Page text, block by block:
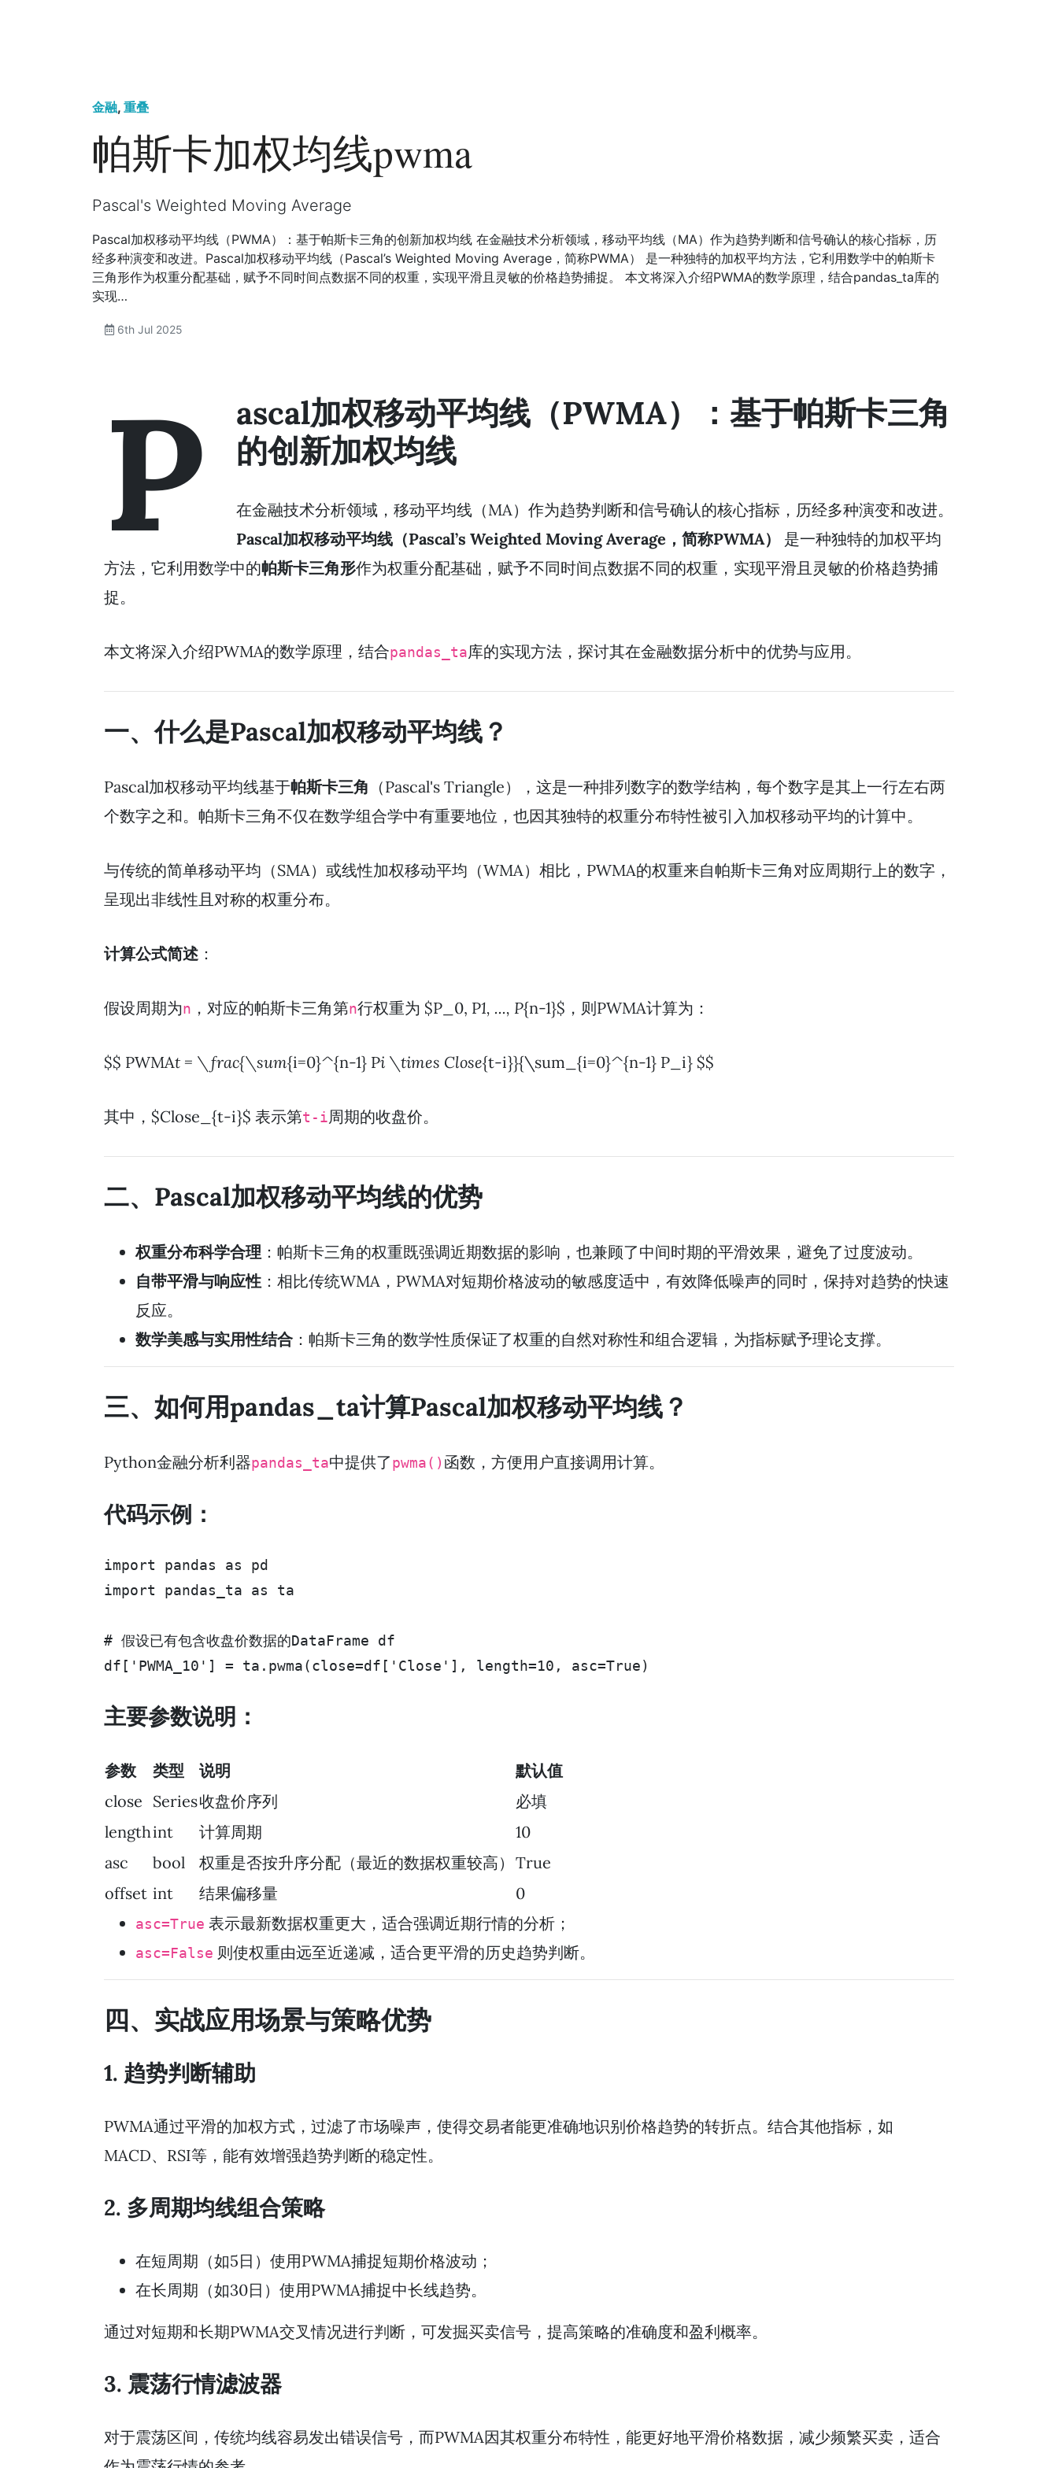
金融, 重叠
帕斯卡加权均线pwma
Pascal's Weighted Moving Average
Pascal加权移动平均线（PWMA）：基于帕斯卡三角的创新加权均线 在金融技术分析领域，移动平均线（MA）作为趋势判断和信号确认的核心指标，历
经多种演变和改进。Pascal加权移动平均线（Pascal’s Weighted Moving Average，简称PWMA） 是一种独特的加权平均方法，它利用数学中的帕斯卡
三角形作为权重分配基础，赋予不同时间点数据不同的权重，实现平滑且灵敏的价格趋势捕捉。 本文将深入介绍PWMA的数学原理，结合pandas_ta库的
实现…
6th Jul 2025
P
ascal加权移动平均线（PWMA）：基于帕斯卡三角
的创新加权均线
在金融技术分析领域，移动平均线（MA）作为趋势判断和信号确认的核心指标，历经多种演变和改进。
Pascal加权移动平均线（Pascal’s Weighted Moving Average，简称PWMA）
是一种独特的加权平均
方法，它利用数学中的帕斯卡三角形作为权重分配基础，赋予不同时间点数据不同的权重，实现平滑且灵敏的价格趋势捕
捉。
本文将深入介绍PWMA的数学原理，结合pandas_ta库的实现方法，探讨其在金融数据分析中的优势与应用。
一、什么是Pascal加权移动平均线？
Pascal加权移动平均线基于帕斯卡三角 （Pascal's Triangle），这是一种排列数字的数学结构，每个数字是其上一行左右两
个数字之和。帕斯卡三角不仅在数学组合学中有重要地位，也因其独特的权重分布特性被引入加权移动平均的计算中。
与传统的简单移动平均（SMA）或线性加权移动平均（WMA）相比，PWMA的权重来自帕斯卡三角对应周期行上的数字，
呈现出非线性且对称的权重分布。
计算公式简述 ：
假设周期为n ，对应的帕斯卡三角第n行权重为 $P_0, P1, ..., P{n-1}$，则PWMA计算为：
$$ PWMAt = \frac{\sum{i=0}^{n-1} Pi \times Close{t-i}}{\sum_{i=0}^{n-1} P_i} $$
其中，$Close_{t-i}$ 表示第t-i周期的收盘价。
二、Pascal加权移动平均线的优势
权重分布科学合理 ：帕斯卡三角的权重既强调近期数据的影响，也兼顾了中间时期的平滑效果，避免了过度波动。
自带平滑与响应性 ：相比传统WMA，PWMA对短期价格波动的敏感度适中，有效降低噪声的同时，保持对趋势的快速
反应。
数学美感与实用性结合 ：帕斯卡三角的数学性质保证了权重的自然对称性和组合逻辑，为指标赋予理论支撑。
三、如何用pandas_ta计算Pascal加权移动平均线？
Python金融分析利器pandas_ta中提供了 pwma() 函数，方便用户直接调用计算。
代码示例：
import pandas as pd
import pandas_ta as ta
# 假设已有包含收盘价数据的DataFrame df
df['PWMA_10'] = ta.pwma(close=df['Close'], length=10, asc=True)
主要参数说明：
参数 类型 说明
默认值
close Series收盘价序列
必填
lengthint 计算周期
10
asc
bool 权重是否按升序分配（最近的数据权重较高） True
offset int 结果偏移量 0
asc=True 表示最新数据权重更大，适合强调近期行情的分析；
asc=False 则使权重由远至近递减，适合更平滑的历史趋势判断。
四、实战应用场景与策略优势
1. 趋势判断辅助
PWMA通过平滑的加权方式，过滤了市场噪声，使得交易者能更准确地识别价格趋势的转折点。结合其他指标，如
MACD、RSI等，能有效增强趋势判断的稳定性。
2. 多周期均线组合策略
在短周期（如5日）使用PWMA捕捉短期价格波动；
在长周期（如30日）使用PWMA捕捉中长线趋势。
通过对短期和长期PWMA交叉情况进行判断，可发掘买卖信号，提高策略的准确度和盈利概率。
3. 震荡行情滤波器
对于震荡区间，传统均线容易发出错误信号，而PWMA因其权重分布特性，能更好地平滑价格数据，减少频繁买卖，适合